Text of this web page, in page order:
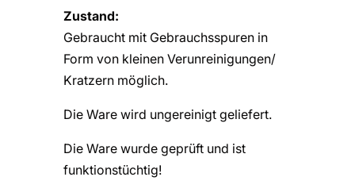
Zustand:
Gebraucht mit Gebrauchsspuren in
Form von kleinen Verunreinigungen/
Kratzern möglich.
Die Ware wird ungereinigt geliefert.
Die Ware wurde geprüft und ist
funktionstüchtig!